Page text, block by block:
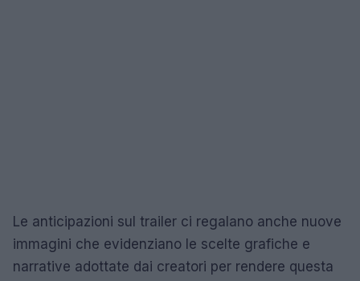
Le anticipazioni sul trailer ci regalano anche nuove
immagini che evidenziano le scelte grafiche e
narrative adottate dai creatori per rendere questa